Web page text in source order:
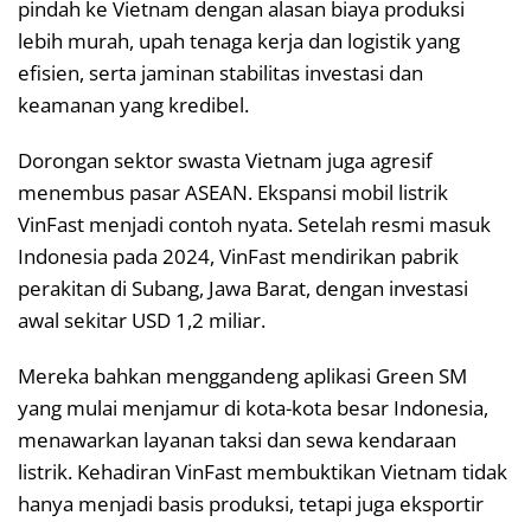
pindah ke Vietnam dengan alasan biaya produksi
lebih murah, upah tenaga kerja dan logistik yang
efisien, serta jaminan stabilitas investasi dan
keamanan yang kredibel.
Dorongan sektor swasta Vietnam juga agresif
menembus pasar ASEAN. Ekspansi mobil listrik
VinFast menjadi contoh nyata. Setelah resmi masuk
Indonesia pada 2024, VinFast mendirikan pabrik
perakitan di Subang, Jawa Barat, dengan investasi
awal sekitar USD 1,2 miliar.
Mereka bahkan menggandeng aplikasi Green SM
yang mulai menjamur di kota-kota besar Indonesia,
menawarkan layanan taksi dan sewa kendaraan
listrik. Kehadiran VinFast membuktikan Vietnam tidak
hanya menjadi basis produksi, tetapi juga eksportir